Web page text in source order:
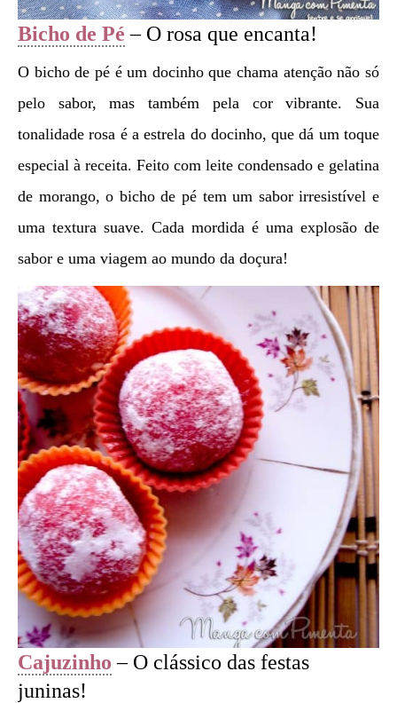
Bicho de Pé – O rosa que encanta!
O bicho de pé é um docinho que chama atenção não só
pelo sabor, mas também pela cor vibrante. Sua
tonalidade rosa é a estrela do docinho, que dá um toque
especial à receita. Feito com leite condensado e gelatina
de morango, o bicho de pé tem um sabor irresistível e
uma textura suave. Cada mordida é uma explosão de
sabor e uma viagem ao mundo da doçura!
Cajuzinho – O clássico das festas
juninas!